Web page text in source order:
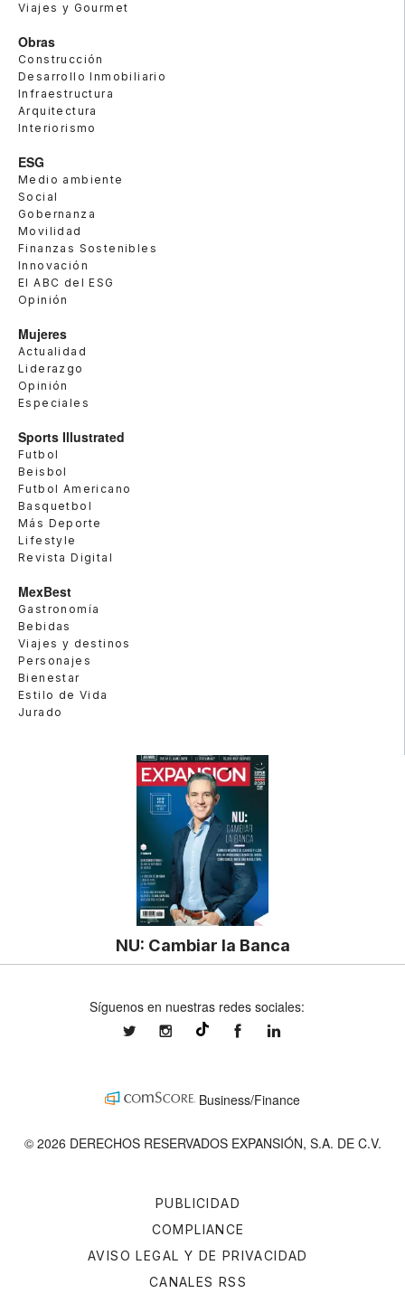
Viajes y Gourmet
Obras
Construcción
Desarrollo Inmobiliario
Infraestructura
Arquitectura
Interiorismo
ESG
Medio ambiente
Social
Gobernanza
Movilidad
Finanzas Sostenibles
Innovación
El ABC del ESG
Opinión
Mujeres
Actualidad
Liderazgo
Opinión
Especiales
Sports Illustrated
Futbol
Beisbol
Futbol Americano
Basquetbol
Más Deporte
Lifestyle
Revista Digital
MexBest
Gastronomía
Bebidas
Viajes y destinos
Personajes
Bienestar
Estilo de Vida
Jurado
NU: Cambiar la Banca
PUBLICIDAD
COMPLIANCE
AVISO LEGAL Y DE PRIVACIDAD
CANALES RSS
Síguenos en nuestras redes sociales:
expansionmxexpansionmx ExpansionMex
Business/Finance
© 2026 DERECHOS RESERVADOS EXPANSIÓN, S.A. DE C.V.